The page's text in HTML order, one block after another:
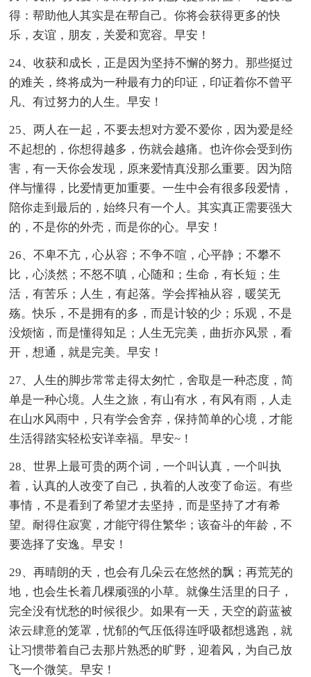
得：帮助他人其实是在帮自己。你将会获得更多的快
乐，友谊，朋友，关爱和宽容。早安！
24、收获和成长，正是因为坚持不懈的努力。那些挺过
的难关，终将成为一种最有力的印证，印证着你不曾平
凡、有过努力的人生。早安！
25、两人在一起，不要去想对方爱不爱你，因为爱是经
不起想的，你想得越多，伤就会越痛。也许你会受到伤
害，有一天你会发现，原来爱情真没那么重要。因为陪
伴与懂得，比爱情更加重要。一生中会有很多段爱情，
陪你走到最后的，始终只有一个人。其实真正需要强大
的，不是你的外壳，而是你的心。早安！
26、不卑不亢，心从容；不争不喧，心平静；不攀不
比，心淡然；不怒不嗔，心随和；生命，有长短；生
活，有苦乐；人生，有起落。学会挥袖从容，暖笑无
殇。快乐，不是拥有的多，而是计较的少；乐观，不是
没烦恼，而是懂得知足；人生无完美，曲折亦风景，看
开，想通，就是完美。早安！
27、人生的脚步常常走得太匆忙，舍取是一种态度，简
单是一种心境。人生之旅，有山有水，有风有雨，人走
在山水风雨中，只有学会舍弃，保持简单的心境，才能
生活得踏实轻松安详幸福。早安~！
28、世界上最可贵的两个词，一个叫认真，一个叫执
着，认真的人改变了自己，执着的人改变了命运。有些
事情，不是看到了希望才去坚持，而是坚持了才有希
望。耐得住寂寞，才能守得住繁华；该奋斗的年龄，不
要选择了安逸。早安！
29、再晴朗的天，也会有几朵云在悠然的飘；再荒芜的
地，也会生长着几棵顽强的小草。就像生活里的日子，
完全没有忧愁的时候很少。如果有一天，天空的蔚蓝被
浓云肆意的笼罩，忧郁的气压低得连呼吸都想逃跑，就
让习惯带着自己去那片熟悉的旷野，迎着风，为自己放
飞一个微笑。早安！